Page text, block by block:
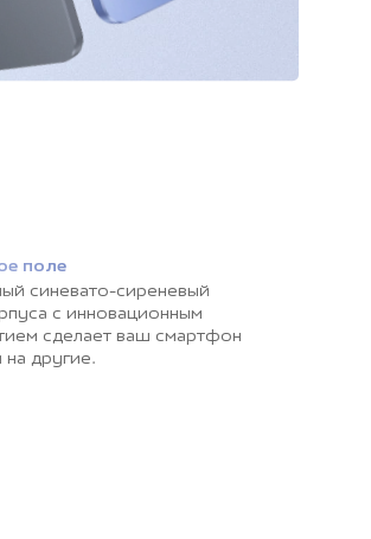
поле
синевато-сиреневый
c инновационным
сделает ваш смартфон
другие.
текстурой с мягкими
немаркой
Этот цвет позволит
умиротворение.